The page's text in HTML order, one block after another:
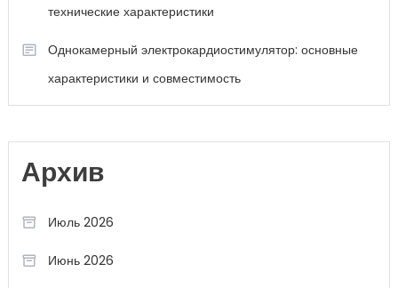
технические характеристики
Однокамерный электрокардиостимулятор: основные
характеристики и совместимость
Архив
Июль 2026
Июнь 2026